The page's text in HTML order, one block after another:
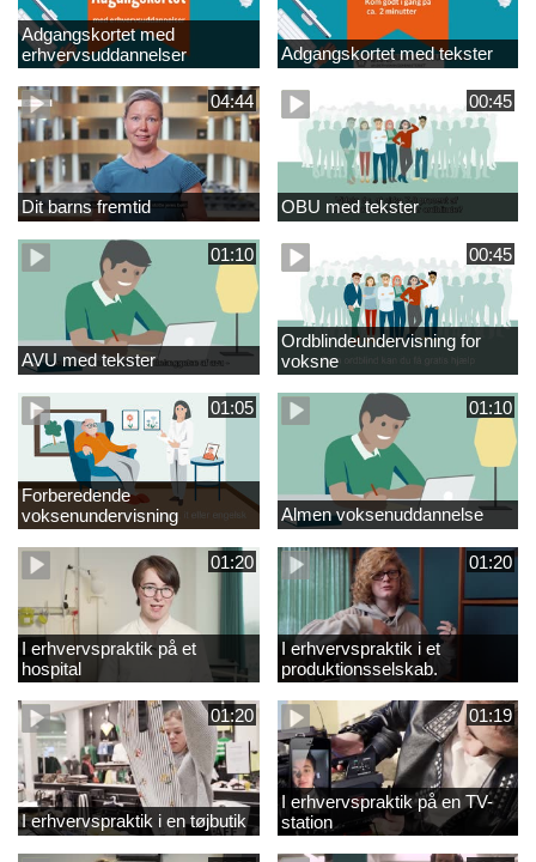
Adgangskortet med
erhvervsuddannelser
Adgangskortet med tekster
04:44
Dit barns fremtid
00:45
OBU med tekster
01:10
AVU med tekster
00:45
Ordblindeundervisning for
voksne
01:05
Forberedende
voksenundervisning
01:10
Almen voksenuddannelse
01:20
I erhvervspraktik på et
hospital
01:20
I erhvervspraktik i et
produktionsselskab.
01:20
I erhvervspraktik i en tøjbutik
01:19
I erhvervspraktik på en TV-
station